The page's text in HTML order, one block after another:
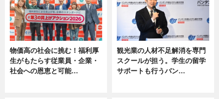
物価高の社会に挑む！福利厚
生がもたらす従業員・企業・
社会への恩恵と可能…
観光業の人材不足解消を専門
スクールが担う。学生の留学
サポートも行うバン…